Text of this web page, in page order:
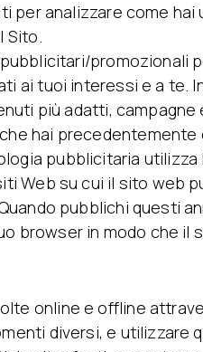
per analizzare come hai
Sito.
promozionali
ai tuoi interessi e a te.
più adatti, campagne
hai precedentemente
pubblicitaria utilizza
Web su cui il sito web
pubblichi questi
browser in modo che il
online e offline
diversi, e utilizzare